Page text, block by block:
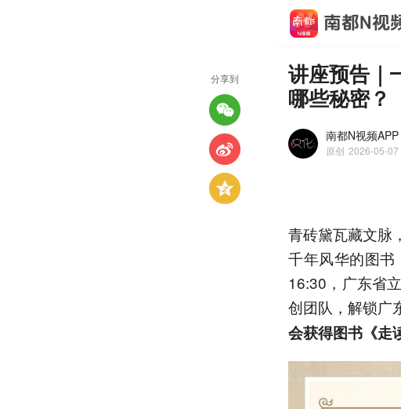
讲座预告｜
哪些秘密？
南都N视频
原创 2026-05-07
青砖黛瓦藏文脉
千年风华的图
16:30，广东省
创团队，解锁广
会获得图书《走
分享到